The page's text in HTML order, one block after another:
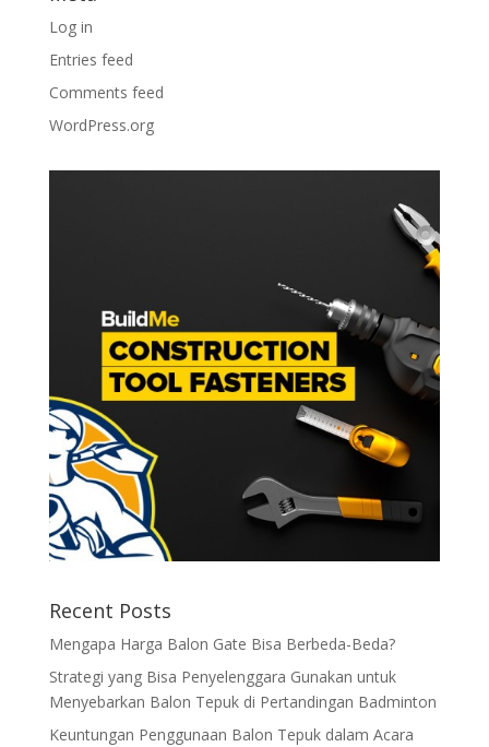
Log in
Entries feed
Comments feed
WordPress.org
Recent Posts
Mengapa Harga Balon Gate Bisa Berbeda-Beda?
Strategi yang Bisa Penyelenggara Gunakan untuk
Menyebarkan Balon Tepuk di Pertandingan Badminton
Keuntungan Penggunaan Balon Tepuk dalam Acara